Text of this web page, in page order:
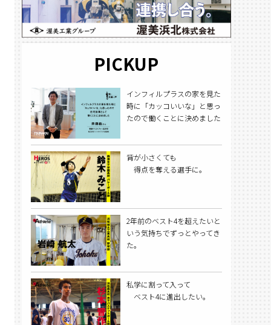
PICKUP
インフィルプラスの家を見た
時に「カッコいいな」と思っ
たので働くことに決めました
背が小さくても
得点を奪える選手に。
2年前のベスト4を超えたいと
いう気持ちでずっとやってき
た。
私学に割って入って
ベスト4に進出したい。